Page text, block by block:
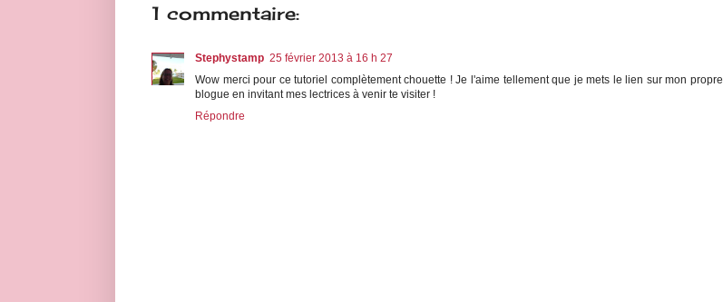
1 commentaire:
Stephystamp 25 février 2013 à 16 h 27
Wow merci pour ce tutoriel complètement chouette ! Je l'aime tellement que je mets le lien sur mon propre
blogue en invitant mes lectrices à venir te visiter !
Répondre